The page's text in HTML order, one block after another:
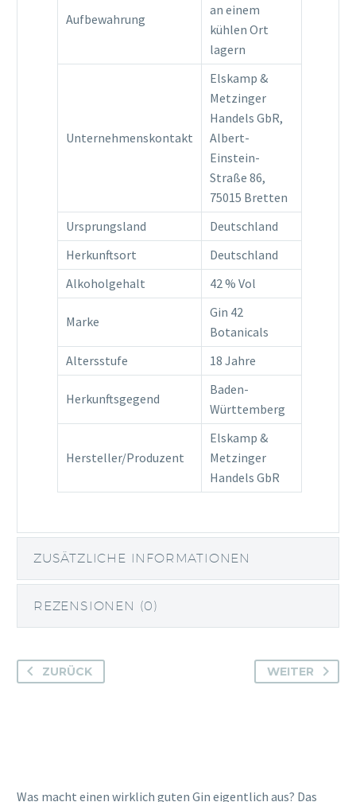
Aufbewahrung
an einem
kühlen Ort
lagern
Unternehmenskontakt
Elskamp &
Metzinger
Handels GbR,
Albert-
Einstein-
Straße 86,
75015 Bretten
Ursprungsland
Deutschland
Herkunftsort
Deutschland
Alkoholgehalt
42 % Vol
Marke
Gin 42
Botanicals
Altersstufe
18 Jahre
Herkunftsgegend
Baden-
Württemberg
Hersteller/Produzent
Elskamp &
Metzinger
Handels GbR
ZUSÄTZLICHE INFORMATIONEN
REZENSIONEN (0)
ZURÜCK WEITER
Was macht einen wirklich guten Gin eigentlich aus? Das